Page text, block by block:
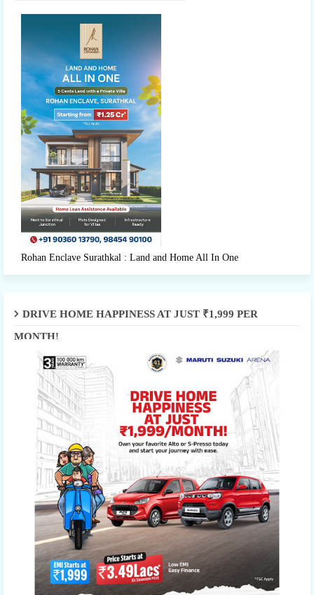
Rohan Enclave Surathkal : Land and Home All In One
DRIVE HOME HAPPINESS AT JUST ₹1,999 PER
MONTH!